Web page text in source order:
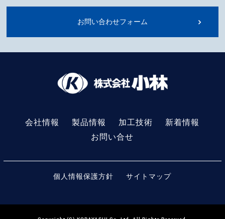
お問い合わせフォーム
会社情報 製品情報 加工技術
新着情報
お問い合せ
個人情報保護方針 サイトマップ